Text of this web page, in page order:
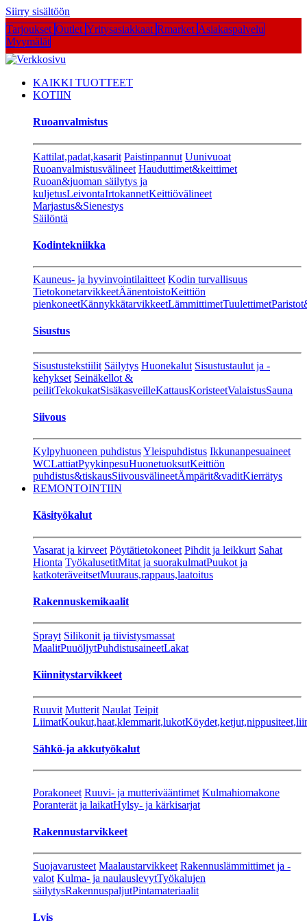
Siirry sisältöön
Tarjoukset Outlet Yritysasiakkaat Rmarket Asiakaspalvelu
Myymälät
KAIKKI TUOTTEET
KOTIIN
Ruoanvalmistus
Kattilat,padat,kasarit Paistinpannut Uunivuoat
Ruoanvalmistusvälineet Hauduttimet&keittimet
Ruoan&juoman säilytys ja
kuljetusLeivontaIrtokannetKeittiövälineet
Marjastus&Sienestys
Säilöntä
Kodintekniikka
Kauneus- ja hyvinvointilaitteet Kodin turvallisuus
TietokonetarvikkeetÄänentoistoKeittiön
pienkoneetKännykkätarvikkeetLämmittimetTuulettimet
Sisustus
Sisustustekstiilit Säilytys Huonekalut Sisustustaulut ja -
kehykset Seinäkellot &
peilitTekokukatSisäkasveilleKattausKoristeetValaistusSauna
Siivous
Kylpyhuoneen puhdistusYleispuhdistus Ikkunanpesuaineet
WCLattiatPyykinpesuHuonetuoksutKeittiön
puhdistus&tiskausSiivousvälineetÄmpärit&vaditKierrätys
REMONTOINTIIN
Käsityökalut
Vasarat ja kirveet Pöytätietokoneet Pihdit ja leikkurt Sahat
Hionta TyökalusetitMitat ja suorakulmatPuukot ja
katkoteräveitsetMuuraus,rappaus,laatoitus
Rakennuskemikaalit
Sprayt Silikonit ja tiivistysmassat
MaalitPuuöljytPuhdistusaineetLakat
Kiinnitystarvikkeet
Ruuvit Mutterit Naulat Teipit
LiimatKoukut,haat,klemmarit,lukot
Sähkö-ja akkutyökalut
Porakoneet Ruuvi- ja mutterivääntimet Kulmahiomakone
Poranterät ja laikatHylsy- ja kärkisarjat
Rakennustarvikkeet
Suojavarusteet Maalaustarvikkeet Rakennuslämmittimet ja -
valot Kulma- ja naulauslevytTyökalujen
säilytysRakennuspaljutPintamateriaalit
Lvis